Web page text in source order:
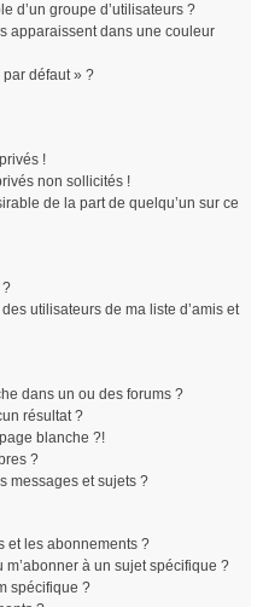
d’un groupe d’utilisateurs ?
apparaissent dans une couleur
par défaut » ?
!
non sollicités !
de la part de quelqu’un sur ce
?
utilisateurs de ma liste d’amis et
dans un ou des forums ?
résultat ?
blanche ?!
?
messages et sujets ?
et les abonnements ?
à un sujet spécifique ?
spécifique ?